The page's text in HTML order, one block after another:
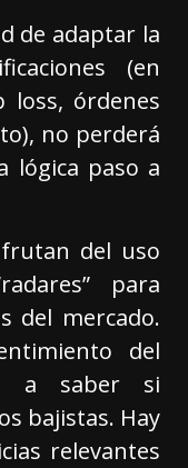
de adaptar la
(en
loss, órdenes
no perderá
lógica paso a
del uso
para
del mercado.
del
a saber si
bajistas. Hay
relevantes